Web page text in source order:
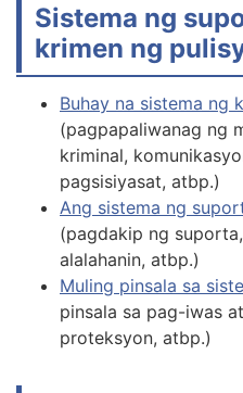
Sistema ng
krimen ng
Buhay na sistema ng
(pagpapaliwanag ng
kriminal,
pagsisiyasat, atbp.)
Ang sistema ng
(pagdakip ng
alalahanin, atbp.)
Muling pinsala sa
pinsala sa pag-iwas
proteksyon, atbp.)